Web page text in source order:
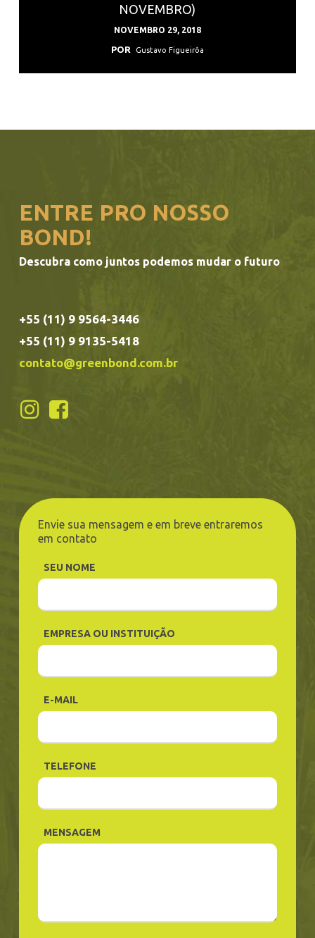
NOVEMBRO)
NOVEMBRO 29, 2018
POR Gustavo Figueirôa
ENTRE PRO NOSSO
BOND!
Descubra como juntos podemos mudar o futuro
+55 (11) 9 9564-3446
+55 (11) 9 9135-5418
contato@greenbond.com.br
Envie sua mensagem e em breve entraremos
em contato
SEU NOME
EMPRESA OU INSTITUIÇÃO
E-MAIL
TELEFONE
MENSAGEM